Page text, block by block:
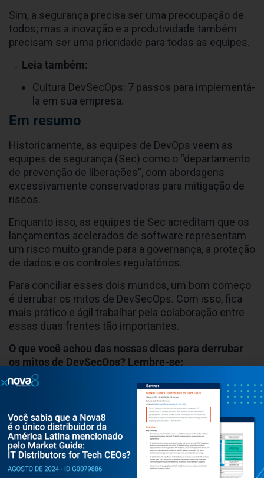
Sim, a segurança precisa ser uma preocupação de
todos; mas a inovação e a produtividade também
precisam ser uma prioridade para todas as equipes.
→ Leia também:
Cultura DevSecOps: 7 passos para implementá-
la em sua empresa.
Em resumo
Historicamente, as equipes de DevOps veem as
equipes de segurança (Sec) como o “departamento
de prevenção de liberações”, com abordagens
excessivamente conservadoras para mitigação de
riscos.
Enquanto isso, as equipes de Sec acreditam que os
lançamentos acelerados de software representam
um risco muito grande para a governança, a proteção
de dados e os controles regulatórios.
Para conciliar esses dois mundos, um bom começo
é derrubar os mitos de DevSecOps. Com isso, fica
mais prático e ágil trabalhar pela colaboração entre
essas duas frentes tão importantes.
O que você achou das nossas dicas para derrubar
os mitos de DevSecOps? Lembre-se:
cibersegurança é o nosso negócio; se precisar de
ajuda, não hesite em
fazer contato conosco!
Navegue por tema
Segurança
Gestão de segurança